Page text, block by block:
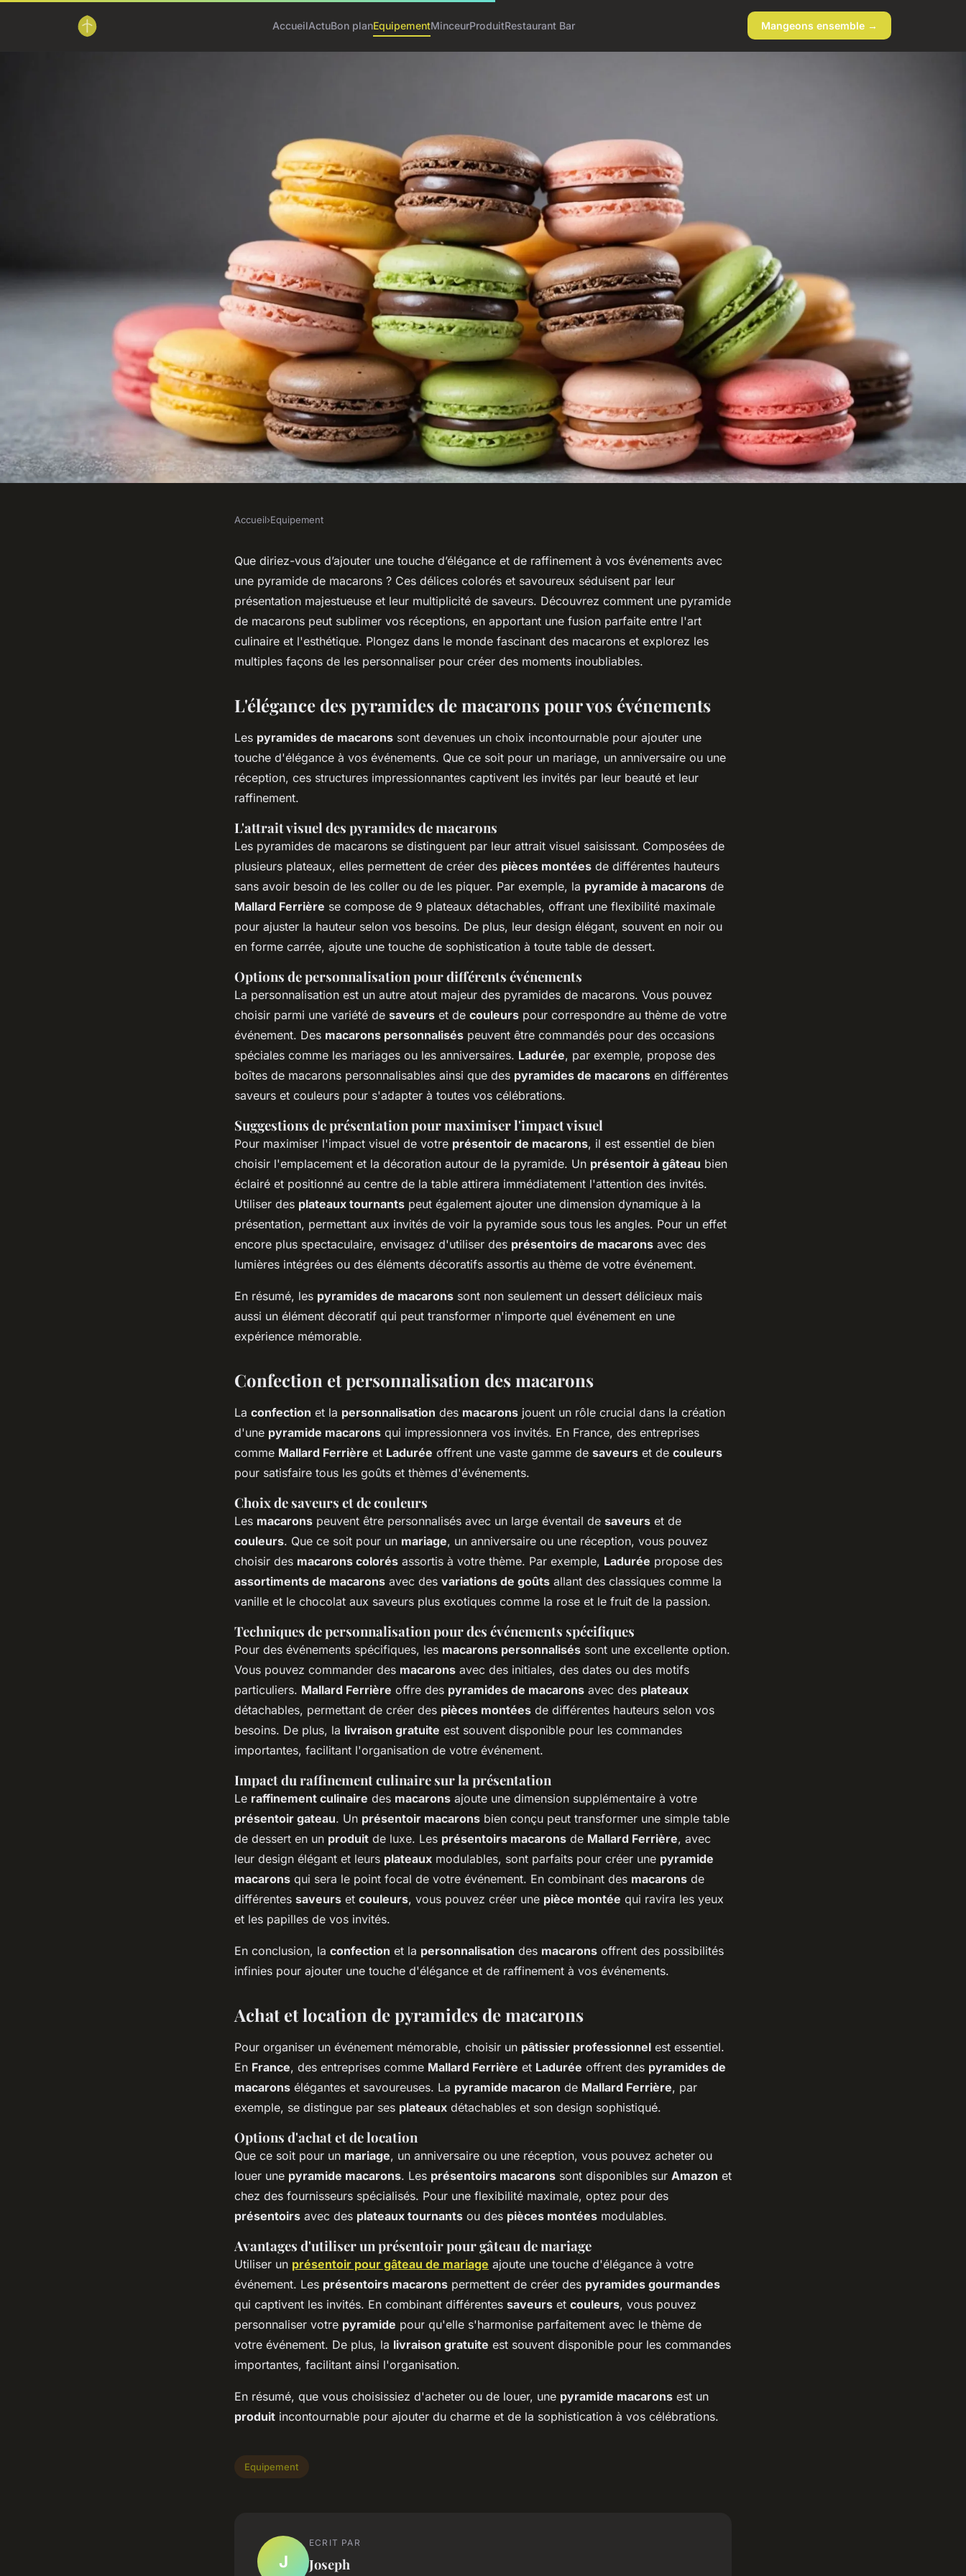
AccueilActuBon planEquipementMinceurProduitRestaurant Bar Mangeons ensemble →
Pyramide macaron : l'élégance des
desserts pour vos événements
Accueil›Equipement
Que diriez-vous d’ajouter une touche d’élégance et de raffinement à vos événements avec
une pyramide de macarons ? Ces délices colorés et savoureux séduisent par leur
présentation majestueuse et leur multiplicité de saveurs. Découvrez comment une pyramide
de macarons peut sublimer vos réceptions, en apportant une fusion parfaite entre l'art
culinaire et l'esthétique. Plongez dans le monde fascinant des macarons et explorez les
multiples façons de les personnaliser pour créer des moments inoubliables.
L'élégance des pyramides de macarons pour vos événements
Les pyramides de macarons sont devenues un choix incontournable pour ajouter une
touche d'élégance à vos événements. Que ce soit pour un mariage, un anniversaire ou une
réception, ces structures impressionnantes captivent les invités par leur beauté et leur
raffinement.
L'attrait visuel des pyramides de macarons
Les pyramides de macarons se distinguent par leur attrait visuel saisissant. Composées de
plusieurs plateaux, elles permettent de créer des pièces montées de différentes hauteurs
sans avoir besoin de les coller ou de les piquer. Par exemple, la pyramide à macarons de
Mallard Ferrière se compose de 9 plateaux détachables, offrant une flexibilité maximale
pour ajuster la hauteur selon vos besoins. De plus, leur design élégant, souvent en noir ou
en forme carrée, ajoute une touche de sophistication à toute table de dessert.
Options de personnalisation pour différents événements
La personnalisation est un autre atout majeur des pyramides de macarons. Vous pouvez
choisir parmi une variété de saveurs et de couleurs pour correspondre au thème de votre
événement. Des macarons personnalisés peuvent être commandés pour des occasions
spéciales comme les mariages ou les anniversaires. Ladurée, par exemple, propose des
boîtes de macarons personnalisables ainsi que des pyramides de macarons en différentes
saveurs et couleurs pour s'adapter à toutes vos célébrations.
Suggestions de présentation pour maximiser l'impact visuel
Pour maximiser l'impact visuel de votre présentoir de macarons, il est essentiel de bien
choisir l'emplacement et la décoration autour de la pyramide. Un présentoir à gâteau bien
éclairé et positionné au centre de la table attirera immédiatement l'attention des invités.
Utiliser des plateaux tournants peut également ajouter une dimension dynamique à la
présentation, permettant aux invités de voir la pyramide sous tous les angles. Pour un effet
encore plus spectaculaire, envisagez d'utiliser des présentoirs de macarons avec des
lumières intégrées ou des éléments décoratifs assortis au thème de votre événement.
En résumé, les pyramides de macarons sont non seulement un dessert délicieux mais
aussi un élément décoratif qui peut transformer n'importe quel événement en une
expérience mémorable.
Confection et personnalisation des macarons
La confection et la personnalisation des macarons jouent un rôle crucial dans la création
d'une pyramide macarons qui impressionnera vos invités. En France, des entreprises
comme Mallard Ferrière et Ladurée offrent une vaste gamme de saveurs et de couleurs
pour satisfaire tous les goûts et thèmes d'événements.
Choix de saveurs et de couleurs
Les macarons peuvent être personnalisés avec un large éventail de saveurs et de
couleurs. Que ce soit pour un mariage, un anniversaire ou une réception, vous pouvez
choisir des macarons colorés assortis à votre thème. Par exemple, Ladurée propose des
assortiments de macarons avec des variations de goûts allant des classiques comme la
vanille et le chocolat aux saveurs plus exotiques comme la rose et le fruit de la passion.
Techniques de personnalisation pour des événements spécifiques
Pour des événements spécifiques, les macarons personnalisés sont une excellente option.
Vous pouvez commander des macarons avec des initiales, des dates ou des motifs
particuliers. Mallard Ferrière offre des pyramides de macarons avec des plateaux
détachables, permettant de créer des pièces montées de différentes hauteurs selon vos
besoins. De plus, la livraison gratuite est souvent disponible pour les commandes
importantes, facilitant l'organisation de votre événement.
Impact du raffinement culinaire sur la présentation
Le raffinement culinaire des macarons ajoute une dimension supplémentaire à votre
présentoir gateau. Un présentoir macarons bien conçu peut transformer une simple table
de dessert en un produit de luxe. Les présentoirs macarons de Mallard Ferrière, avec
leur design élégant et leurs plateaux modulables, sont parfaits pour créer une pyramide
macarons qui sera le point focal de votre événement. En combinant des macarons de
différentes saveurs et couleurs, vous pouvez créer une pièce montée qui ravira les yeux
et les papilles de vos invités.
En conclusion, la confection et la personnalisation des macarons offrent des possibilités
infinies pour ajouter une touche d'élégance et de raffinement à vos événements.
Achat et location de pyramides de macarons
Pour organiser un événement mémorable, choisir un pâtissier professionnel est essentiel.
En France, des entreprises comme Mallard Ferrière et Ladurée offrent des pyramides de
macarons élégantes et savoureuses. La pyramide macaron de Mallard Ferrière, par
exemple, se distingue par ses plateaux détachables et son design sophistiqué.
Options d'achat et de location
Que ce soit pour un mariage, un anniversaire ou une réception, vous pouvez acheter ou
louer une pyramide macarons. Les présentoirs macarons sont disponibles sur Amazon et
chez des fournisseurs spécialisés. Pour une flexibilité maximale, optez pour des
présentoirs avec des plateaux tournants ou des pièces montées modulables.
Avantages d'utiliser un présentoir pour gâteau de mariage
Utiliser un présentoir pour gâteau de mariage ajoute une touche d'élégance à votre
événement. Les présentoirs macarons permettent de créer des pyramides gourmandes
qui captivent les invités. En combinant différentes saveurs et couleurs, vous pouvez
personnaliser votre pyramide pour qu'elle s'harmonise parfaitement avec le thème de
votre événement. De plus, la livraison gratuite est souvent disponible pour les commandes
importantes, facilitant ainsi l'organisation.
En résumé, que vous choisissiez d'acheter ou de louer, une pyramide macarons est un
produit incontournable pour ajouter du charme et de la sophistication à vos célébrations.
Equipement
J
ECRIT PAR
Joseph